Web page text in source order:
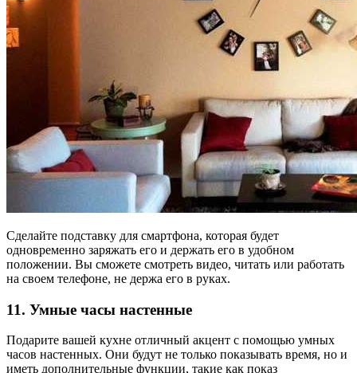
Сделайте подставку для смартфона, которая будет
одновременно заряжать его и держать его в удобном
положении. Вы сможете смотреть видео, читать или работать
на своем телефоне, не держа его в руках.
11. Умные часы настенные
Подарите вашей кухне отличный акцент с помощью умных
часов настенных. Они будут не только показывать время, но и
иметь дополнительные функции, такие как показ